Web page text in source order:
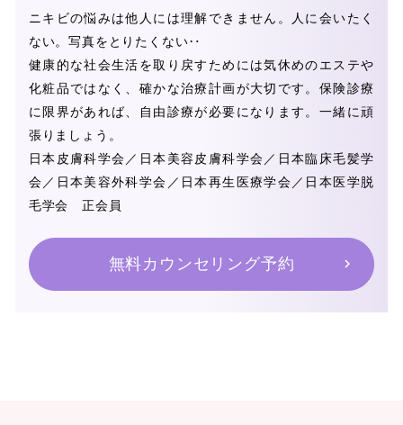
ニキビの悩みは他人には理解できません。人に会いたく
ない。写真をとりたくない‥
健康的な社会生活を取り戻すためには気休めのエステや
化粧品ではなく、確かな治療計画が大切です。保険診療
に限界があれば、自由診療が必要になります。一緒に頑
張りましょう。
日本皮膚科学会／日本美容皮膚科学会／日本臨床毛髪学
会／日本美容外科学会／日本再生医療学会／日本医学脱
毛学会 正会員
無料カウンセリング予約